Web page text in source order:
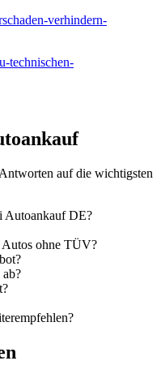
verhindern-
technischen-
auf die wichtigsten
Autoankauf DE?
ohne TÜV?